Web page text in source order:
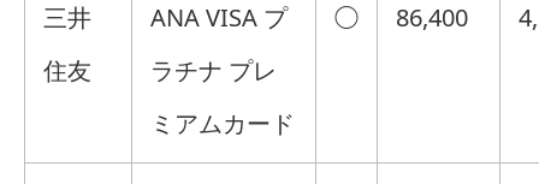
三井
住友
ANA VISA プ
ラチナ プレ
ミアムカード
◯ 86,400